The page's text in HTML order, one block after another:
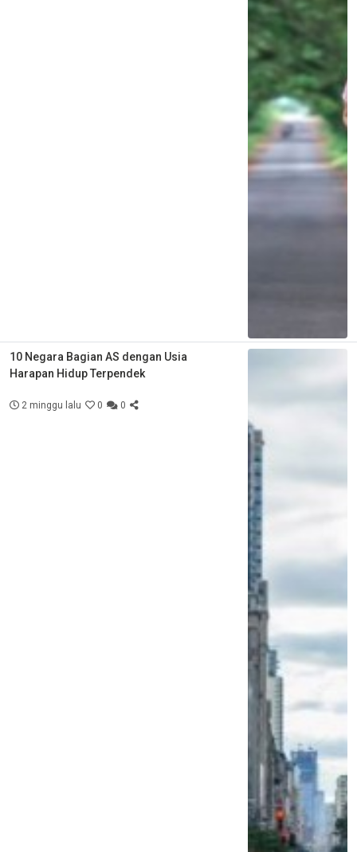
10 Negara Bagian AS dengan Usia
Harapan Hidup Terpendek
2 minggu lalu 0 0